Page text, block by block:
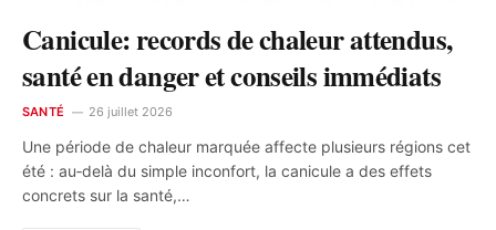
Canicule: records de chaleur attendus,
santé en danger et conseils immédiats
SANTÉ 26 juillet 2026
Une période de chaleur marquée affecte plusieurs régions cet
été : au‑delà du simple inconfort, la canicule a des effets
concrets sur la santé,…